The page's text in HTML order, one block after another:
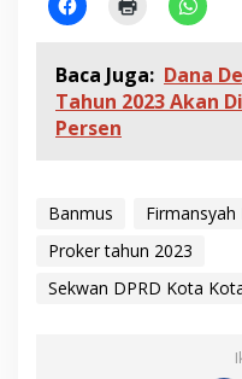
Baca Juga: Dana
Tahun 2023 Akan
Persen
Banmus
Proker tahun 2023
Sekwan DPRD Kota